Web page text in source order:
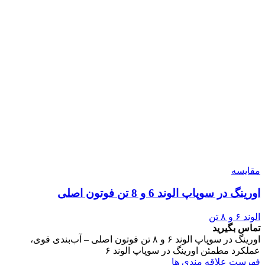
مقایسه
اورینگ در سوپاپ الوند 6 و 8 تن فوتون اصلی
الوند ۶ و ۸ تن
تماس بگیرید
اورینگ در سوپاپ الوند ۶ و ۸ تن فوتون اصلی – آب‌بندی قوی،
عملکرد مطمئن اورینگ در سوپاپ الوند ۶
فهرست علاقه مندی ها